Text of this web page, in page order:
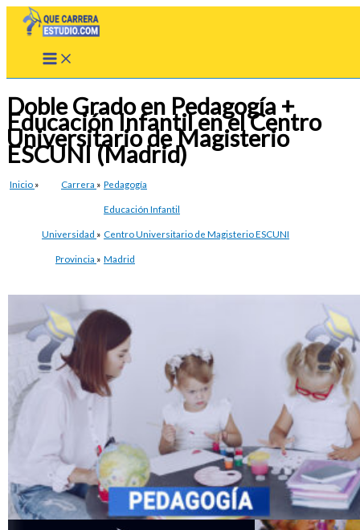
Doble Grado en Pedagogía +
Educación Infantil en el Centro
Universitario de Magisterio
ESCUNI (Madrid)
Inicio » Carrera » Pedagogía
Educación Infantil
Universidad » Centro Universitario de Magisterio ESCUNI
Provincia » Madrid